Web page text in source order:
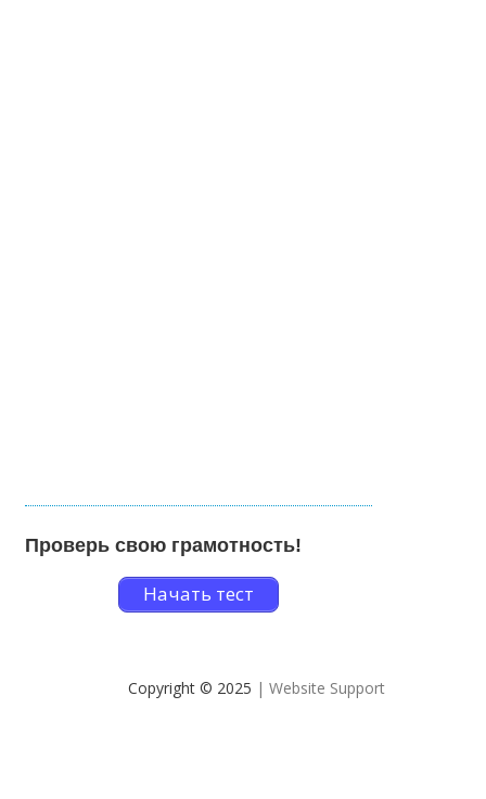
Проверь свою грамотность!
Начать тест
Copyright © 2025 | Website Support